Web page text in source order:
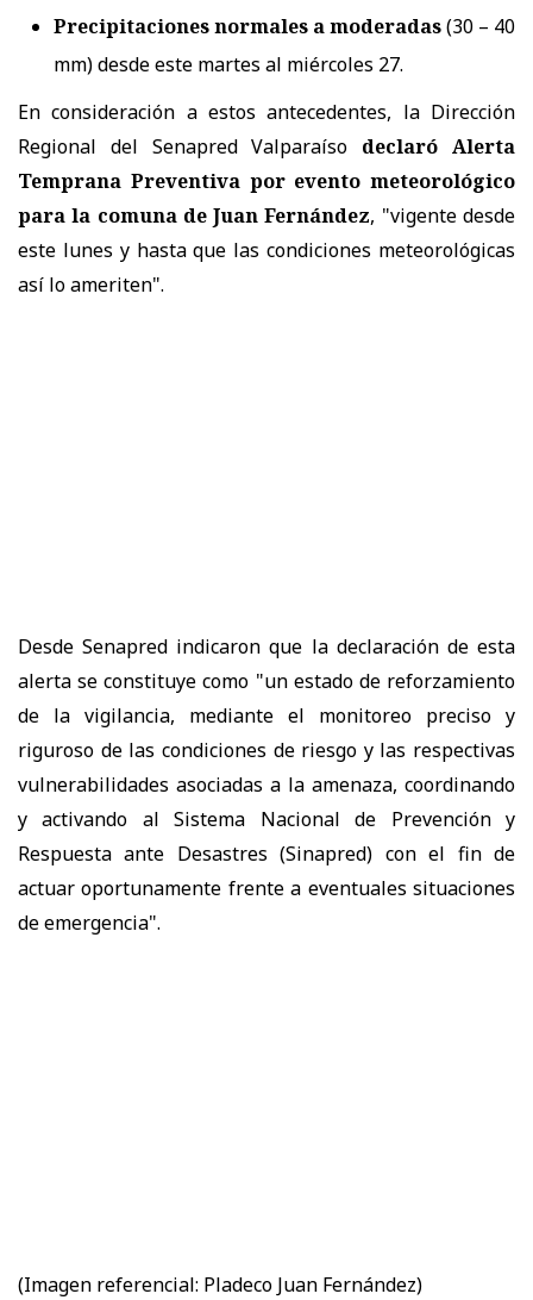
Precipitaciones normales a moderadas(30 – 40
mm) desde este martes al miércoles 27.
En consideración a estos antecedentes, la Dirección
Regional del Senapred Valparaíso declaró Alerta
Temprana Preventiva por evento meteorológico
para la comuna de Juan Fernández, "vigente desde
este lunes y hasta que las condiciones meteorológicas
así lo ameriten".
Desde Senapred indicaron que la declaración de esta
alerta se constituye como "un estado de reforzamiento
de la vigilancia, mediante el monitoreo preciso y
riguroso de las condiciones de riesgo y las respectivas
vulnerabilidades asociadas a la amenaza, coordinando
y activando al Sistema Nacional de Prevención y
Respuesta ante Desastres (Sinapred) con el fin de
actuar oportunamente frente a eventuales situaciones
de emergencia".
(Imagen referencial: Pladeco Juan Fernández)